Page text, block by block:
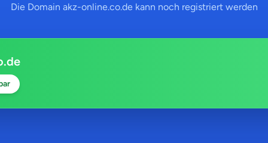
Die Domain akz-online.co.de kann noch registriert werden